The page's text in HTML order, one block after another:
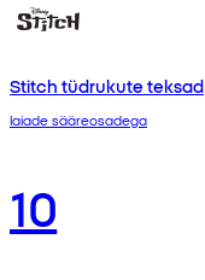
Stitch tüdrukute teksad
laiade sääreosadega
10